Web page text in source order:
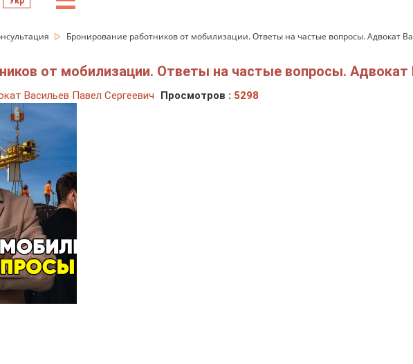
Бронирование работников от мобилизации. Ответы на частые вопросы. Адвокат
от мобилизации. Ответы на частые вопросы. Адвокат
Васильев Павел Сергеевич Просмотров : 5298